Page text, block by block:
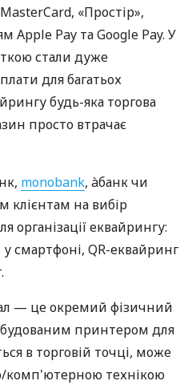
«Простір»,
Apple Pay та Google Pay. У
стали дуже
для багатьох
будь-яка торгова
просто втрачає
monobank, àбанк чи
клієнтам на вибір
організації еквайрингу:
смартфоні, QR-еквайринг
— це окремий фізичний
принтером для
в торговій точці, може
комп'ютерною технікою